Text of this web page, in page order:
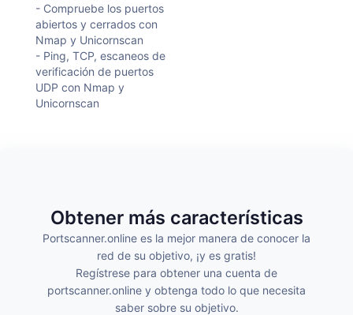
- Compruebe los puertos
abiertos y cerrados con
Nmap y Unicornscan
- Ping, TCP, escaneos de
verificación de puertos
UDP con Nmap y
Unicornscan
Obtener más características
Portscanner.online es la mejor manera de conocer la
red de su objetivo, ¡y es gratis!
Regístrese para obtener una cuenta de
portscanner.online y obtenga todo lo que necesita
saber sobre su objetivo.